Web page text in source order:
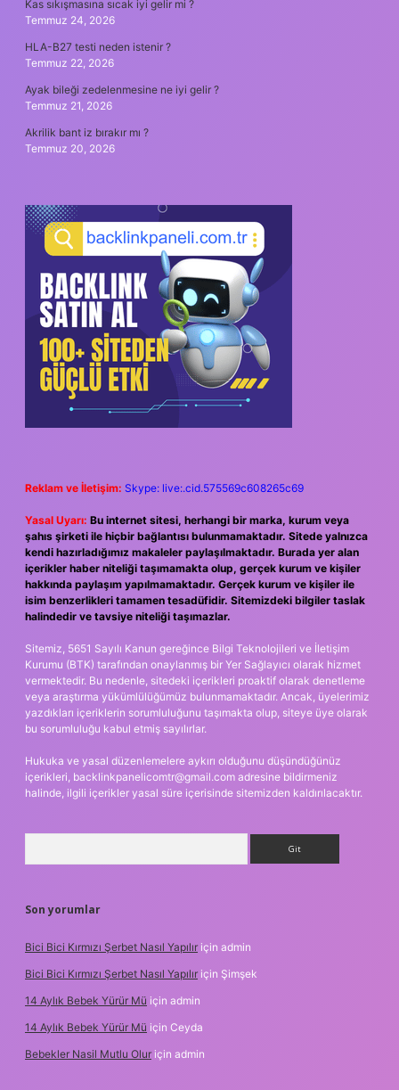
Kas sıkışmasına sıcak iyi gelir mi ?
Temmuz 24, 2026
HLA-B27 testi neden istenir ?
Temmuz 22, 2026
Ayak bileği zedelenmesine ne iyi gelir ?
Temmuz 21, 2026
Akrilik bant iz bırakır mı ?
Temmuz 20, 2026
Reklam ve İletişim: Skype: live:.cid.575569c608265c69
Yasal Uyarı: Bu internet sitesi, herhangi bir marka, kurum veya
şahıs şirketi ile hiçbir bağlantısı bulunmamaktadır. Sitede yalnızca
kendi hazırladığımız makaleler paylaşılmaktadır. Burada yer alan
içerikler haber niteliği taşımamakta olup, gerçek kurum ve kişiler
hakkında paylaşım yapılmamaktadır. Gerçek kurum ve kişiler ile
isim benzerlikleri tamamen tesadüfidir. Sitemizdeki bilgiler taslak
halindedir ve tavsiye niteliği taşımazlar.
Sitemiz, 5651 Sayılı Kanun gereğince Bilgi Teknolojileri ve İletişim
Kurumu (BTK) tarafından onaylanmış bir Yer Sağlayıcı olarak hizmet
vermektedir. Bu nedenle, sitedeki içerikleri proaktif olarak denetleme
veya araştırma yükümlülüğümüz bulunmamaktadır. Ancak, üyelerimiz
yazdıkları içeriklerin sorumluluğunu taşımakta olup, siteye üye olarak
bu sorumluluğu kabul etmiş sayılırlar.
Hukuka ve yasal düzenlemelere aykırı olduğunu düşündüğünüz
içerikleri, backlinkpanelicomtr@gmail.com adresine bildirmeniz
halinde, ilgili içerikler yasal süre içerisinde sitemizden kaldırılacaktır.
Son yorumlar
Bici Bici Kırmızı Şerbet Nasıl Yapılır için admin
Bici Bici Kırmızı Şerbet Nasıl Yapılır için Şimşek
14 Aylık Bebek Yürür Mü için admin
14 Aylık Bebek Yürür Mü için Ceyda
Bebekler Nasil Mutlu Olur için admin